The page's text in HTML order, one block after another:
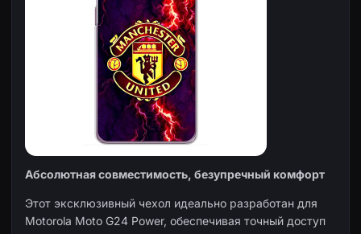
Абсолютная совместимость, безупречный комфорт
Этот эксклюзивный чехол идеально разработан для
Motorola Moto G24 Power, обеспечивая точный доступ